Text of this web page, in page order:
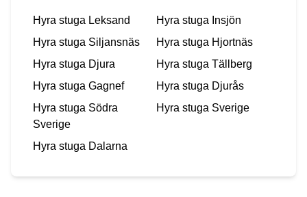
Hyra stuga Leksand Hyra stuga Insjön
Hyra stuga Siljansnäs Hyra stuga Hjortnäs
Hyra stuga Djura Hyra stuga Tällberg
Hyra stuga Gagnef Hyra stuga Djurås
Hyra stuga Södra
Sverige
Hyra stuga Sverige
Hyra stuga Dalarna